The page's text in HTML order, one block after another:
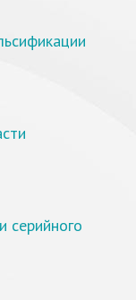
серийного